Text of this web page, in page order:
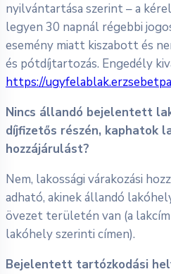
nyilvántartása szerint – a
legyen 30 napnál régebbi
esemény miatt kiszabott és
és pótdíjtartozás. Engedély
https://
Nincs állandó bejelentett
díjfizetős részén, kaphatok
hozzájárulást?
Nem, lakossági várakozási
adható, akinek állandó
övezet területén van (a
lakóhely szerinti címen).
Bejelentett tartózkodási